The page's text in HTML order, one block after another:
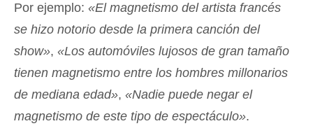
Por ejemplo: «El magnetismo del artista francés
se hizo notorio desde la primera canción del
show», «Los automóviles lujosos de gran tamaño
tienen magnetismo entre los hombres millonarios
de mediana edad», «Nadie puede negar el
magnetismo de este tipo de espectáculo».